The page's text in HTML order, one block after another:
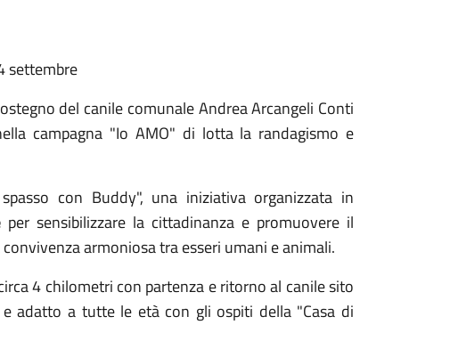
settembre
del canile comunale Andrea Arcangeli Conti
campagna "Io AMO" di lotta la randagismo e
con Buddy", una iniziativa organizzata in
per sensibilizzare la cittadinanza e promuovere il
armoniosa tra esseri umani e animali.
4 chilometri con partenza e ritorno al canilesito
e adatto a tutte le età con gli ospiti della "Casa di